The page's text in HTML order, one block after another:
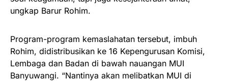
ungkap Barur Rohim.
Program-program kemaslahatan tersebut, imbuh
Rohim, didistribusikan ke 16 Kepengurusan Komisi,
Lembaga dan Badan di bawah nauangan MUI
Banyuwangi. “Nantinya akan melibatkan MUI di